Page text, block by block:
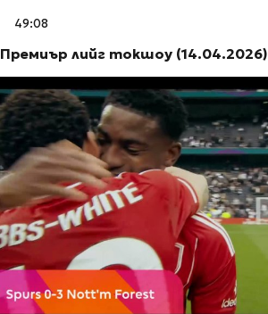
49:08
Премиър лийг токшоу (14.04.2026)